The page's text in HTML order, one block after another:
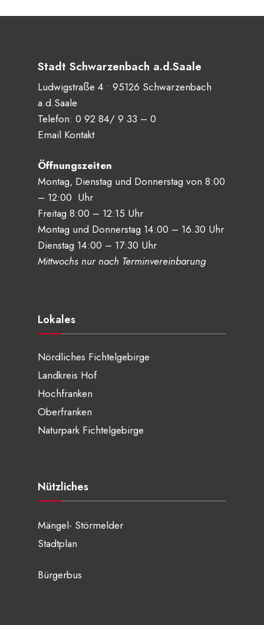
Stadt Schwarzenbach a.d.Saale
Ludwigstraße 4 • 95126 Schwarzenbach
a.d.Saale
Telefon: 0 92 84/ 9 33 – 0
Email Kontakt
Öffnungszeiten
Montag, Dienstag und Donnerstag von 8:00
– 12:00 Uhr
Freitag 8:00 – 12:15 Uhr
Montag und Donnerstag 14:00 – 16.30 Uhr
Dienstag 14:00 – 17:30 Uhr
Mittwochs nur nach Terminvereinbarung
Lokales
Nördliches Fichtelgebirge
Landkreis Hof
Hochfranken
Oberfranken
Naturpark Fichtelgebirge
Nützliches
Mängel- Störmelder
Stadtplan
Bürgerbus